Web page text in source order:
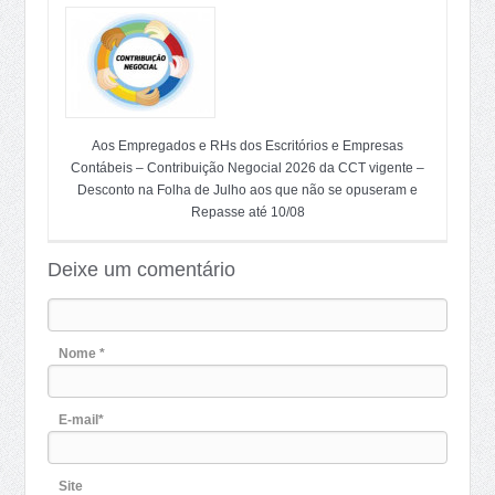
Aos Empregados e RHs dos Escritórios e Empresas
Contábeis – Contribuição Negocial 2026 da CCT vigente –
Desconto na Folha de Julho aos que não se opuseram e
Repasse até 10/08
Deixe um comentário
Nome *
E-mail*
Site